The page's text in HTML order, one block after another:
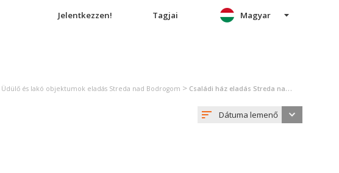
Jelentkezzen! Tagjai Magyar
Üdülő és lakó objektumok eladás Streda nad Bodrogom > Családi ház eladás Streda nad Bodrogom
Dátuma lemenő